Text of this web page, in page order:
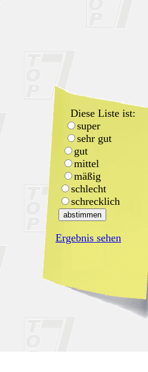
Diese Liste ist:
super
sehr gut
gut
mittel
mäßig
schlecht
schrecklich
Ergebnis sehen